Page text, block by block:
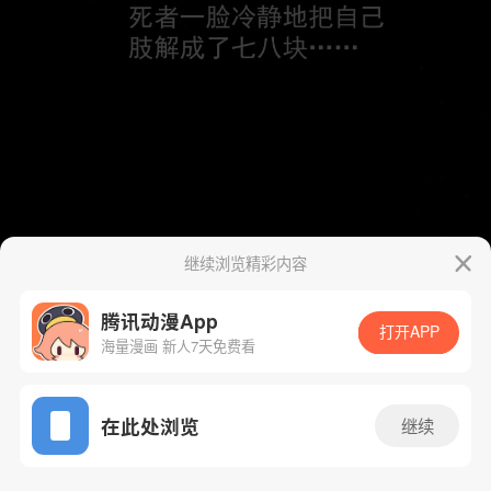
App免费看
继续浏览精彩内容
腾讯动漫App
海量漫画 新人7天免费看
打开APP
在此处浏览 继续